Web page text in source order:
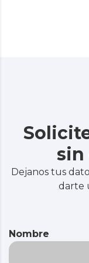
sin
Dejanos tus
darte
Nombre